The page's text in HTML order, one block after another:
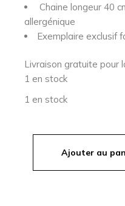
Chaine longeur 40
allergénique
Exemplaire exclusif
Livraison gratuite pour
1 en stock
1 en stock
quantité de CATHY -
Ajouter au